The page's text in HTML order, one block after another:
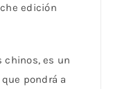
edición
chinos, es un
pondrá a